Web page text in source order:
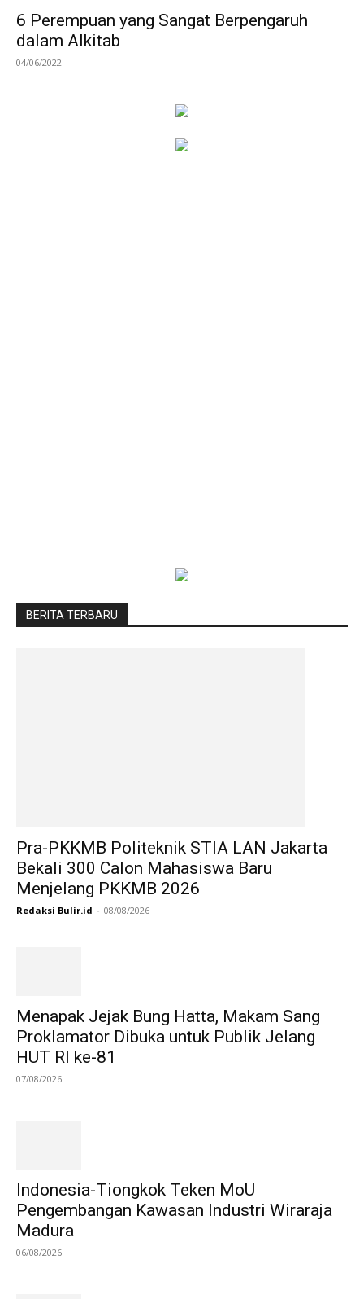
6 Perempuan yang Sangat Berpengaruh
dalam Alkitab
04/06/2022
BERITA TERBARU
Pra-PKKMB Politeknik STIA LAN Jakarta
Bekali 300 Calon Mahasiswa Baru
Menjelang PKKMB 2026
Redaksi Bulir.id - 08/08/2026
Menapak Jejak Bung Hatta, Makam Sang
Proklamator Dibuka untuk Publik Jelang
HUT RI ke-81
07/08/2026
Indonesia-Tiongkok Teken MoU
Pengembangan Kawasan Industri Wiraraja
Madura
06/08/2026